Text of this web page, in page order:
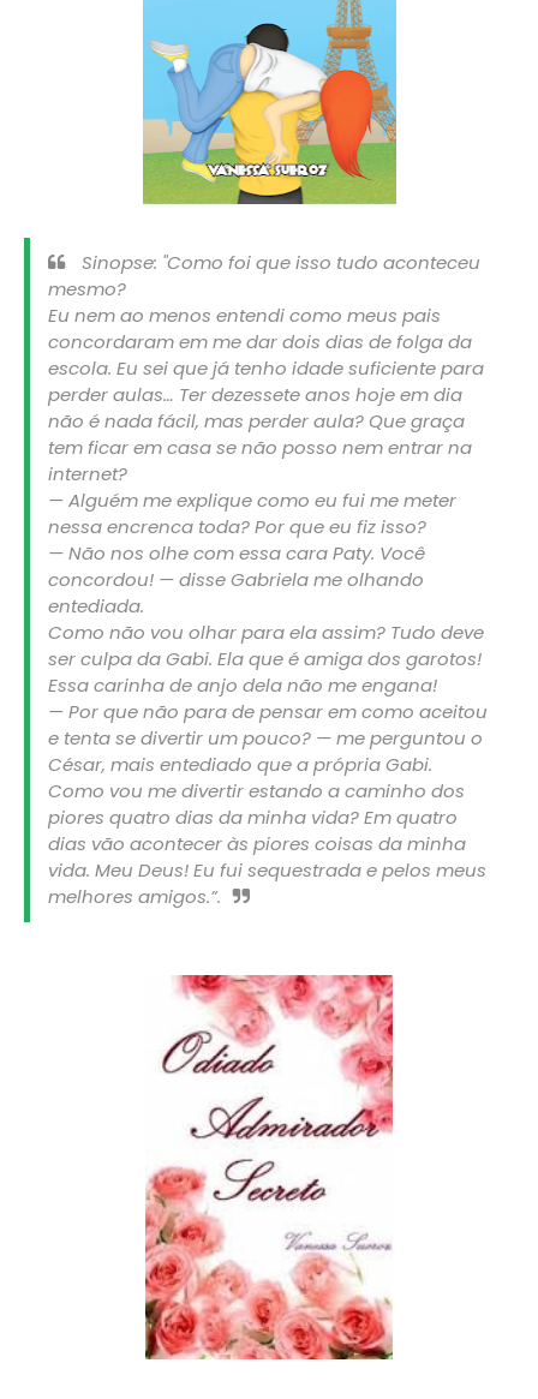
Sinopse: "Como foi que isso tudo aconteceu
mesmo?
Eu nem ao menos entendi como meus pais
concordaram em me dar dois dias de folga da
escola. Eu sei que já tenho idade suficiente para
perder aulas… Ter dezessete anos hoje em dia
não é nada fácil, mas perder aula? Que graça
tem ficar em casa se não posso nem entrar na
internet?
— Alguém me explique como eu fui me meter
nessa encrenca toda? Por que eu fiz isso?
— Não nos olhe com essa cara Paty. Você
concordou! — disse Gabriela me olhando
entediada.
Como não vou olhar para ela assim? Tudo deve
ser culpa da Gabi. Ela que é amiga dos garotos!
Essa carinha de anjo dela não me engana!
— Por que não para de pensar em como aceitou
e tenta se divertir um pouco? — me perguntou o
César, mais entediado que a própria Gabi.
Como vou me divertir estando a caminho dos
piores quatro dias da minha vida? Em quatro
dias vão acontecer às piores coisas da minha
vida. Meu Deus! Eu fui sequestrada e pelos meus
melhores amigos.”.